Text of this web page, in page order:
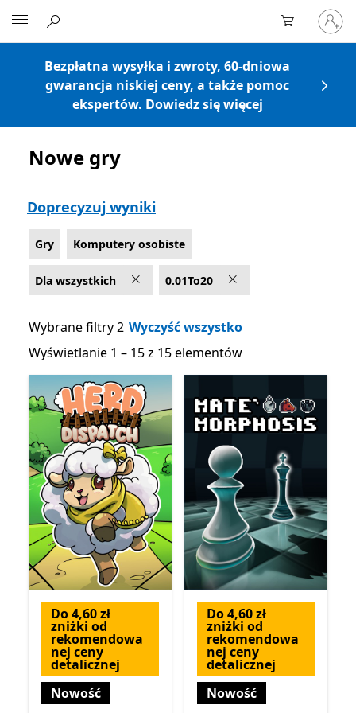
Zaloguj
się
do
Bezpłatna wysyłka i zwroty, 60-dniowa
gwarancja niskiej ceny, a także pomoc
ekspertów. Dowiedz się więcej
Lista Microsoft.com
Nowe gry
Doprecyzuj wyniki
Gry Komputery osobiste
Dla wszystkich 0.01To20
Wybrane filtry 2 Wyczyść wszystko
Wyświetlanie 1 – 15 z 15 elementów
Wyświetlanie 1 – 15 z 15 elementów
Do 4,60 zł
zniżki od
rekomendowa
nej ceny
detalicznej
Nowość
Do 4,60 zł
zniżki od
rekomendowa
nej ceny
detalicznej
Nowość